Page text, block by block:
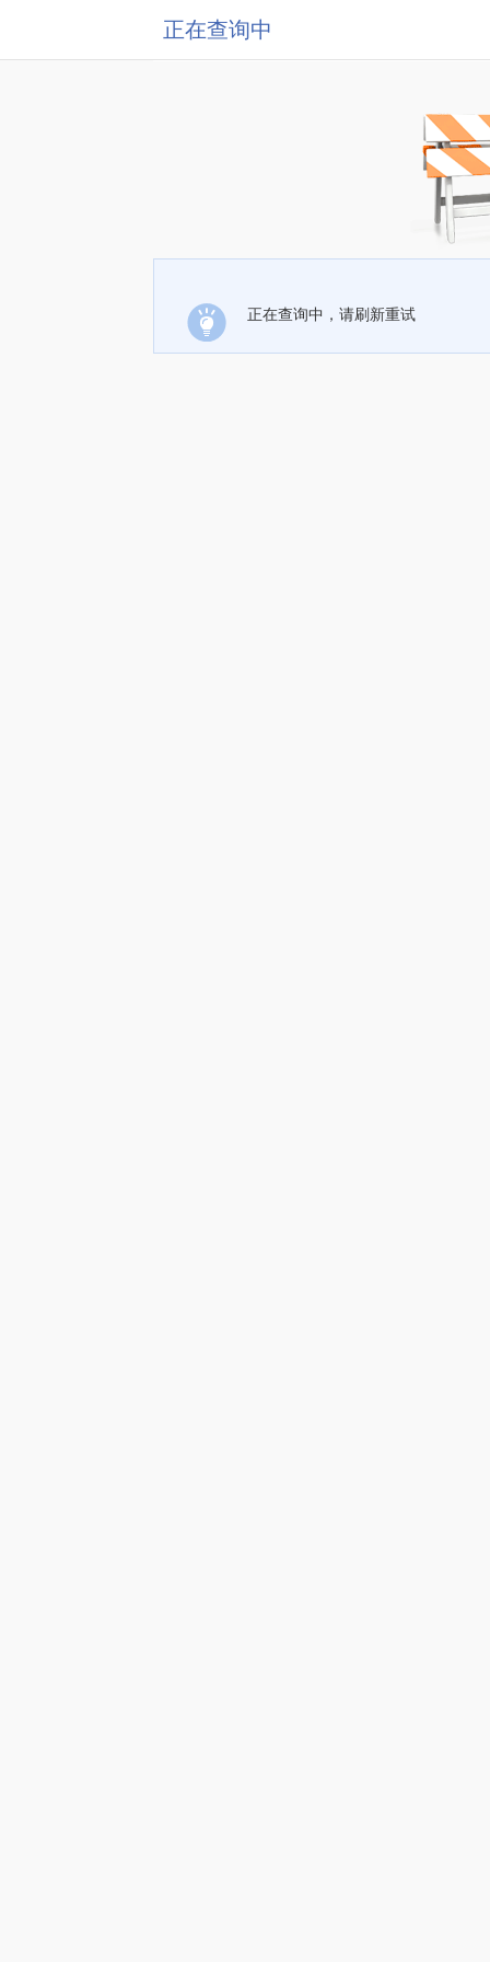
正在查询中
正在查询中，请刷新重试